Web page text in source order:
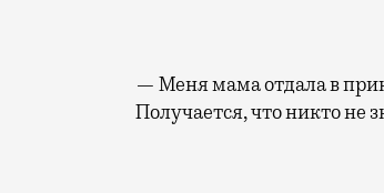
— Меня мама отдала в
Получается, что никто не